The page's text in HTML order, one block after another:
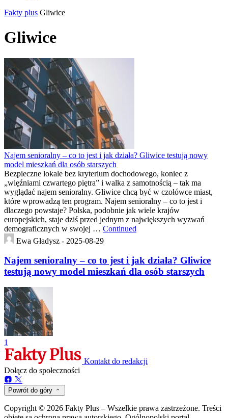
Fakty plus Gliwice
Gliwice
Najem senioralny – co to jest i jak działa? Gliwice testują nowy
model mieszkań dla osób starszych
Bezpieczne lokale bez kryterium dochodowego, koniec z
„więźniami czwartego piętra” i walka z samotnością – tak ma
wyglądać najem senioralny. Gliwice chcą być w czołówce miast,
które wprowadzą ten program. Najem senioralny – co to jest i
dlaczego powstaje? Polska, podobnie jak wiele krajów
europejskich, staje dziś przed jednym z największych wyzwań
demograficznych w swojej … Continued
Ewa Gładysz - 2025-08-29
Najem senioralny – co to jest i jak działa? Gliwice
testują nowy model mieszkań dla osób starszych
1
Kontakt do redakcji
Dołącz do społeczności
Powrót do góry
Copyright © 2026 Fakty Plus – Wszelkie prawa zastrzeżone. Treści